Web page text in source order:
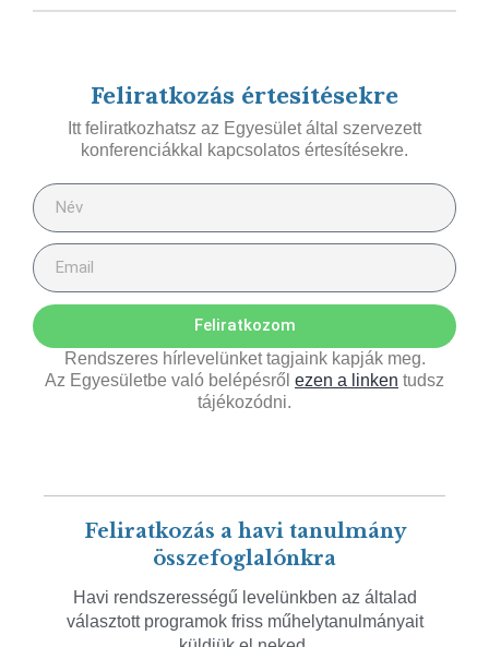
Feliratkozás értesítésekre
Itt feliratkozhatsz az Egyesület által szervezett
konferenciákkal kapcsolatos értesítésekre.
Feliratkozom
Rendszeres hírlevelünket tagjaink kapják meg.
Az Egyesületbe való belépésről ezen a linken tudsz
tájékozódni.
Feliratkozás a havi tanulmány
összefoglalónkra
Havi rendszerességű levelünkben az általad
választott programok friss műhelytanulmányait